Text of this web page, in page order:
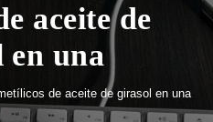
aceite de
en una
de aceite de girasol en una